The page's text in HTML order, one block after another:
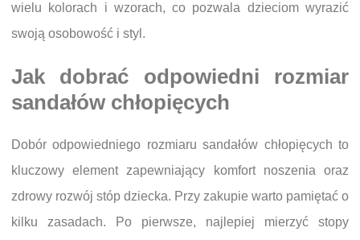
wielu kolorach i wzorach, co pozwala dzieciom wyrazić
swoją osobowość i styl.
Jak dobrać odpowiedni rozmiar
sandałów chłopięcych
Dobór odpowiedniego rozmiaru sandałów chłopięcych to
kluczowy element zapewniający komfort noszenia oraz
zdrowy rozwój stóp dziecka. Przy zakupie warto pamiętać o
kilku zasadach. Po pierwsze, najlepiej mierzyć stopy